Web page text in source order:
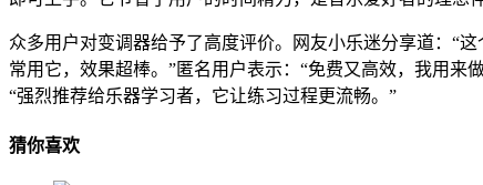
众多用户对变调器给予了高度评价。网友小乐迷分享道：“
常用它，效果超棒。”匿名用户表示：“免费又高效，我用来
“强烈推荐给乐器学习者，它让练习过程更流畅。”
猜你喜欢